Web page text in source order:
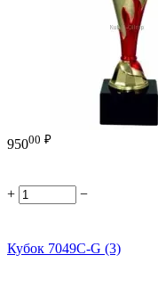
95000 ₽
+ −
Кубок 7049C-G (3)